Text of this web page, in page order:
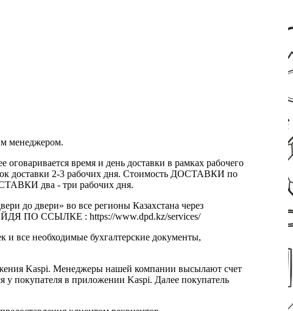
менеджером.
оговаривается время и день доставки в рамках рабочего
доставки 2-3 рабочих дня. Стоимость ДОСТАВКИ по
два - три рабочих дня.
до двери» во все регионы Казахстана через
ПО ССЫЛКЕ : https://www.dpd.kz/services/
все необходимые бухгалтерские документы,
Kaspi. Менеджеры нашей компании высылают счет
у покупателя в приложении Kaspi. Далее покупатель